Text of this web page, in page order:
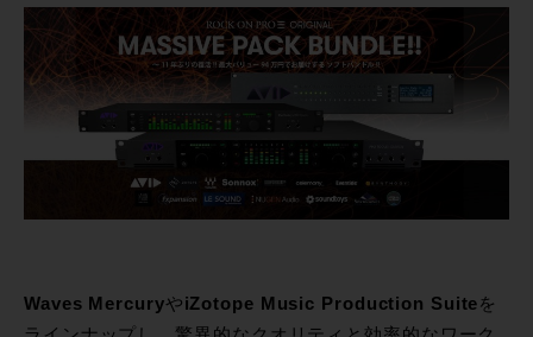
Waves MercuryやiZotope Music Production Suiteを